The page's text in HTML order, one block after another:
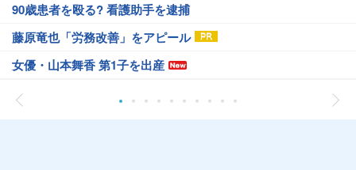
90歳患者を殴る? 看護助手を逮捕
藤原竜也「労務改善」をアピール
女優・山本舞香 第1子を出産